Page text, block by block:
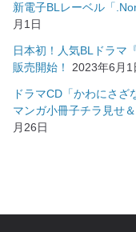
新電子BLレーベル「
月1日
日本初！人気BLドラマ
販売開始！
2023年6月1
ドラマCD「かわにさ
マンガ小冊子チラ見せ
月26日